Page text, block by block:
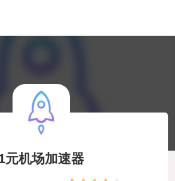
元机场加速器